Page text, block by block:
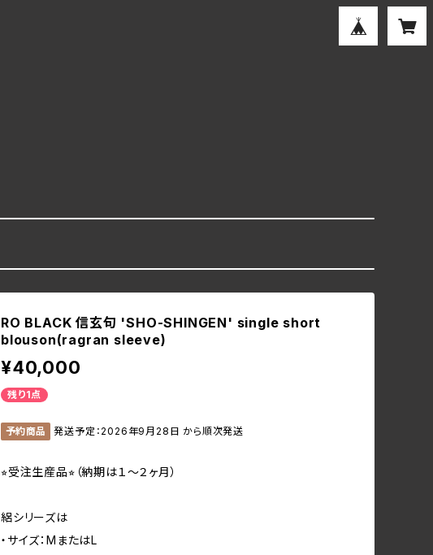
RO BLACK 信玄句 'SHO-SHINGEN' single short
blouson(ragran sleeve)
¥40,000
残り1点
予約商品 発送予定：2026年9月28日 から順次発送
⭐︎受注生産品⭐︎（納期は１〜２ヶ月）
絽シリーズは
・サイズ：MまたはL